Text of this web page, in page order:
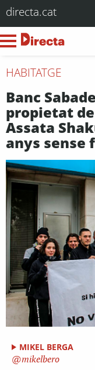
directa.cat
HABITATGE
Banc
propietat
Assata
anys sense
MIKEL BERGA
mikelbero